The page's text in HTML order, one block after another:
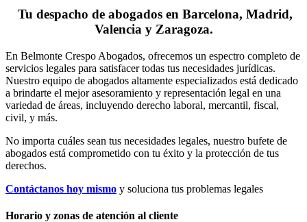
Tu despacho de abogados en Barcelona, Madrid,
Valencia y Zaragoza.
En Belmonte Crespo Abogados, ofrecemos un espectro completo de
servicios legales para satisfacer todas tus necesidades jurídicas.
Nuestro equipo de abogados altamente especializados está dedicado
a brindarte el mejor asesoramiento y representación legal en una
variedad de áreas, incluyendo derecho laboral, mercantil, fiscal,
civil, y más.
No importa cuáles sean tus necesidades legales, nuestro bufete de
abogados está comprometido con tu éxito y la protección de tus
derechos.
Contáctanos hoy mismo y soluciona tus problemas legales
Horario y zonas de atención al cliente